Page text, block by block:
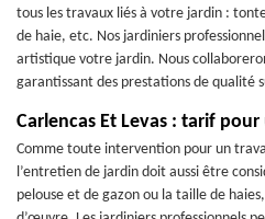
tous les travaux liés à votre jardin :
de haie, etc. Nos jardiniers
artistique votre jardin. Nous
garantissant des prestations de qualité
Carlencas Et Levas : tarif
Comme toute intervention pour un
l’entretien de jardin doit aussi être
pelouse et de gazon ou la taille de